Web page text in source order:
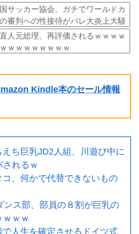
クビやで」説教受け黙り込む
国サッカー協会、ガチでワールドカ
審判への性接待がバレ大炎上大騒
ｗｗｗｗ
直人元総理、再評価されるｗｗｗｗ
ｗｗｗｗｗｗｗｗ
Kindle本のセール情報
えち巨乳JD2人組、川遊び中に
れるｗ
、何かで代替できないもの
ンス部、部員の８割が巨乳の
ｗｗｗ
人生を確定させるドイツ式